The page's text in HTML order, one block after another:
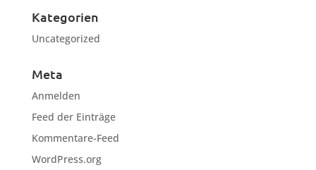
Kategorien
Uncategorized
Meta
Anmelden
Feed der Einträge
Kommentare-Feed
WordPress.org